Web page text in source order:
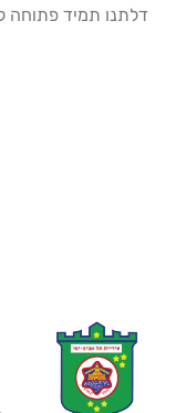
דלתנו תמיד פתוחה